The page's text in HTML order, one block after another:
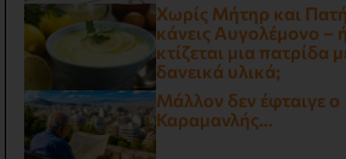
Χωρίς Μήτηρ και
κάνεις Αυγολέμονο –
κτίζεται μια πατρίδα
δανεικά υλικά;
Μάλλον δεν έφταιγε ο
Καραμανλής…